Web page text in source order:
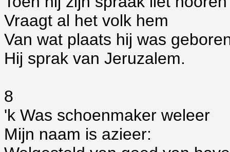
Vraagt al het volk hem
Van wat plaats hij was
Hij sprak van Jeruzalem.
8
'k Was schoenmaker weleer
Mijn naam is azieer: